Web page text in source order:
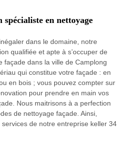
en nettoyage
dans le domaine, notre
qualifiée et apte à s’occuper de
façade dans la ville de Camplong
qui constitue votre façade : en
en bois ; vous pouvez compter sur
pour prendre en main vos
Nous maitrisons à a perfection
de nettoyage façade. Ainsi,
services de notre entreprise keller 34